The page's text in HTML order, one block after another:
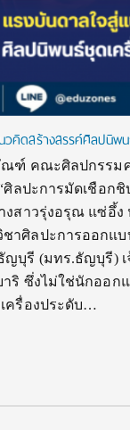
วคิดสร้างสรรค์ศิลปนิพ
ฑ์ คณะศิลปกรรม
ศิลปะการมัดเชือก
าวรุ่งอรุณ แซ่อึ้ง
ศิลปะการออกแ
บุรี (มทร.ธัญบุรี) เ
ริ ซึ่งไม่ใช่นักออก
ครื่องประดับ…